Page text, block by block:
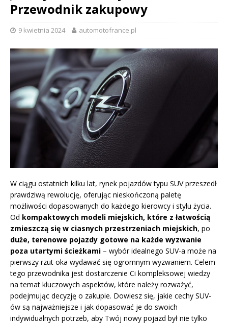
Przewodnik zakupowy
9 kwietnia 2024 automotofrance.pl
W ciągu ostatnich kilku lat, rynek pojazdów typu SUV przeszedł
prawdziwą rewolucję, oferując nieskończoną paletę
możliwości dopasowanych do każdego kierowcy i stylu życia.
Od kompaktowych modeli miejskich, które z łatwością
zmieszczą się w ciasnych przestrzeniach miejskich, po
duże, terenowe pojazdy gotowe na każde wyzwanie
poza utartymi ścieżkami – wybór idealnego SUV-a może na
pierwszy rzut oka wydawać się ogromnym wyzwaniem. Celem
tego przewodnika jest dostarczenie Ci kompleksowej wiedzy
na temat kluczowych aspektów, które należy rozważyć,
podejmując decyzję o zakupie. Dowiesz się, jakie cechy SUV-
ów są najważniejsze i jak dopasować je do swoich
indywidualnych potrzeb, aby Twój nowy pojazd był nie tylko